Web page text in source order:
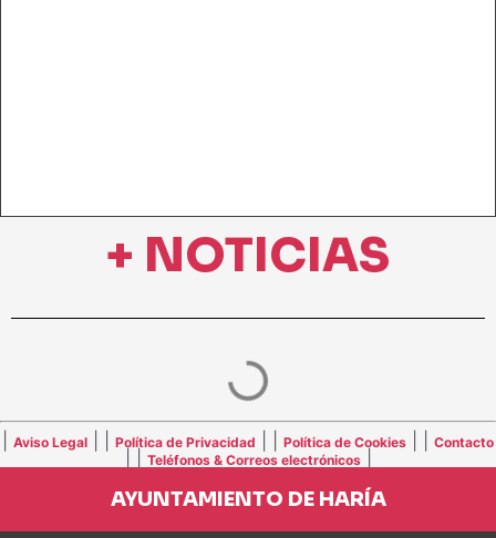
+ NOTICIAS
Aviso Legal Política de Privacidad Política de Cookies Contacto
Teléfonos & Correos electrónicos|
AYUNTAMIENTO DE HARÍA